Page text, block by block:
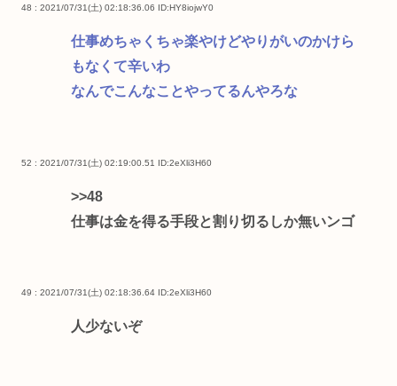
48 : 2021/07/31(土) 02:18:36.06 ID:HY8iojwY0
仕事めちゃくちゃ楽やけどやりがいのかけら
もなくて辛いわ
なんでこんなことやってるんやろな
52 : 2021/07/31(土) 02:19:00.51 ID:2eXli3H60
>>48
仕事は金を得る手段と割り切るしか無いンゴ
49 : 2021/07/31(土) 02:18:36.64 ID:2eXli3H60
人少ないぞ